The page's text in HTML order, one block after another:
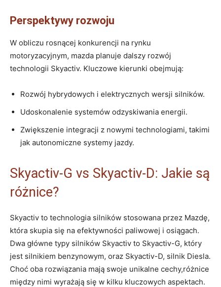
Perspektywy‌ rozwoju
W obliczu rosnącej konkurencji​ na ⁣rynku
motoryzacyjnym, mazda planuje ⁣dalszy ‍rozwój
technologii Skyactiv. Kluczowe‍ kierunki ⁤obejmują:
Rozwój hybrydowych i ‌elektrycznych wersji silników.
Udoskonalenie systemów odzyskiwania ⁣energii.
Zwiększenie⁣ integracji z nowymi technologiami, takimi
jak autonomiczne systemy jazdy.
Skyactiv-G‍ vs Skyactiv-D: Jakie są
różnice?
Skyactiv to technologia silników stosowana przez⁣ Mazdę,
⁤która skupia się na efektywności paliwowej i osiągach.
Dwa główne typy‍ silników Skyactiv to Skyactiv-G, który
‌jest silnikiem ⁣benzynowym, ⁢oraz Skyactiv-D,‌ silnik Diesla.‍
Choć oba rozwiązania mają swoje unikalne⁤ cechy,różnice
między nimi wyrażają się w kilku kluczowych aspektach.